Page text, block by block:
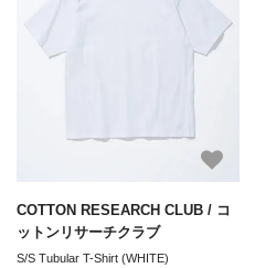
COTTON RESEARCH CLUB / コ
ットンリサーチクラブ
S/S Tubular T-Shirt (WHITE)